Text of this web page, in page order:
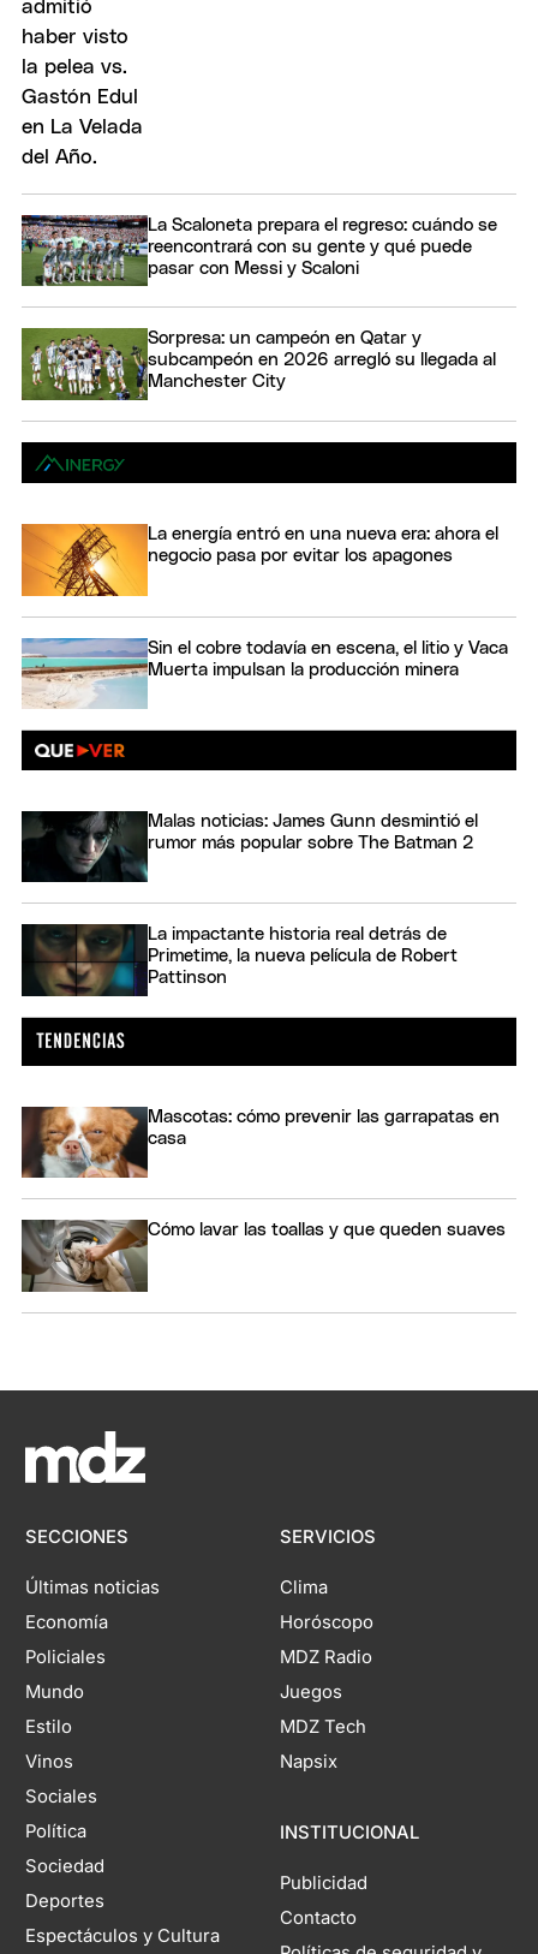
La Scaloneta prepara el regreso: cuándo se
reencontrará con su gente y qué puede
pasar con Messi y Scaloni
Sorpresa: un campeón en Qatar y
subcampeón en 2026 arregló su llegada al
Manchester City
La energía entró en una nueva era: ahora el
negocio pasa por evitar los apagones
Sin el cobre todavía en escena, el litio y Vaca
Muerta impulsan la producción minera
Malas noticias: James Gunn desmintió el
rumor más popular sobre The Batman 2
La impactante historia real detrás de
Primetime, la nueva película de Robert
Pattinson
Mascotas: cómo prevenir las garrapatas en
casa
Cómo lavar las toallas y que queden suaves
SECCIONES
Últimas noticias
Economía
Policiales
Mundo
Estilo
Vinos
Sociales
Política
Sociedad
Deportes
Espectáculos y Cultura
SERVICIOS
Clima
Horóscopo
MDZ Radio
Juegos
MDZ Tech
Napsix
INSTITUCIONAL
Publicidad
Contacto